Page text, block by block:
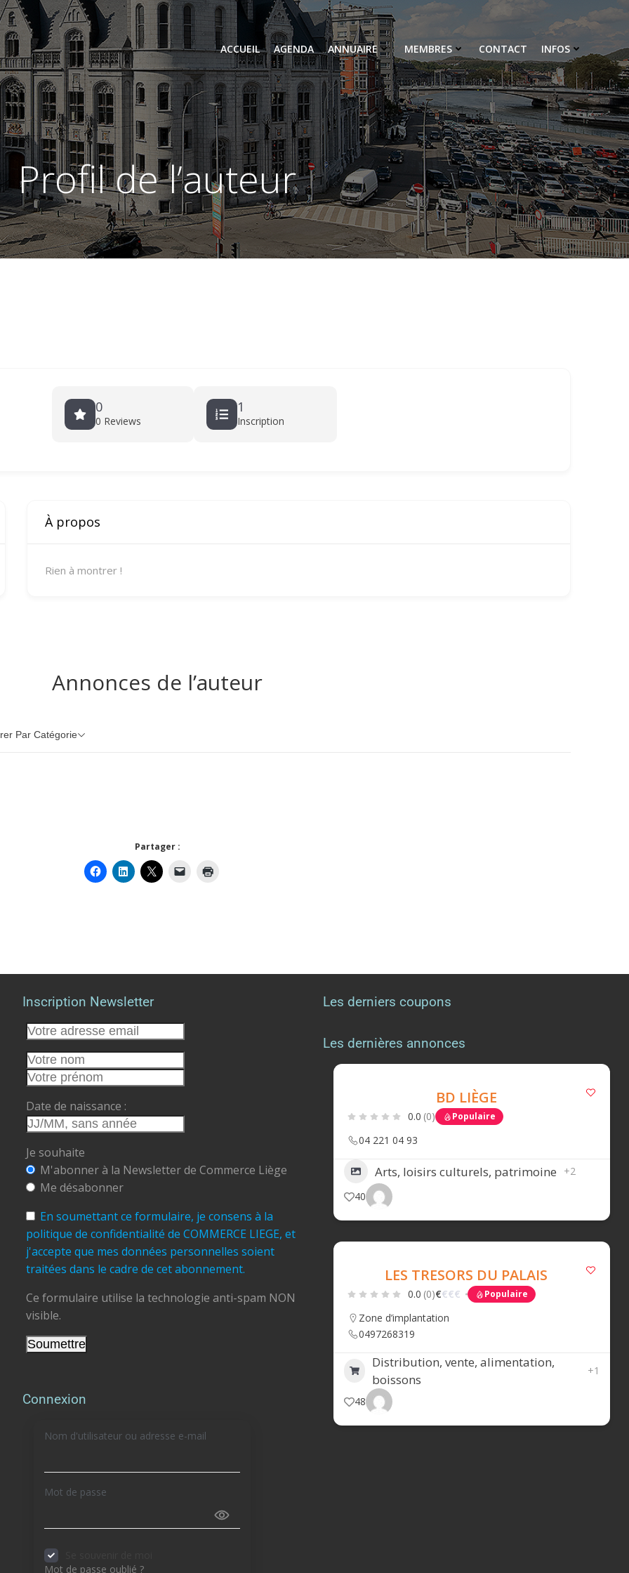
ACCUEIL AGENDA ANNUAIRE MEMBRES CONTACT INFOS
profil de l’auteur
0
0 Reviews
1
Inscription
À propos
Rien à montrer !
Annonces de l’auteur
Par Catégorie
Partager :
Inscription Newsletter
Date de naissance :
Je souhaite
M'abonner à la Newsletter de Commerce Liège
Me désabonner
En soumettant ce formulaire, je consens à la
politique de confidentialité de COMMERCE LIEGE, et
j'accepte que mes données personnelles soient
traitées dans le cadre de cet abonnement.
Ce formulaire utilise la technologie anti-spam NON
visible.
Connexion
Nom d'utilisateur ou adresse e-mail
Mot de passe
Mot de passe oublié ?
Les derniers coupons
Les dernières annonces
BD LIÈGE
0.0 (0) Populaire
04 221 04 93
Arts, loisirs culturels, patrimoine
+2
40
LES TRESORS DU PALAIS
0.0 (0)€€€€ Populaire
Zone d’implantation
0497268319
Distribution, vente, alimentation,
boissons
+1
48